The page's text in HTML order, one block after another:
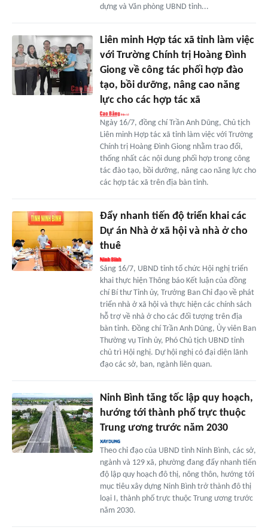
dựng và Văn phòng UBND tỉnh...
Liên minh Hợp tác xã tỉnh làm việc
với Trường Chính trị Hoàng Đình
Giong về công tác phối hợp đào
tạo, bồi dưỡng, nâng cao năng
lực cho các hợp tác xã
Ngày 16/7, đồng chí Trần Anh Dũng, Chủ tịch
Liên minh Hợp tác xã tỉnh làm việc với Trường
Chính trị Hoàng Đình Giong nhằm trao đổi,
thống nhất các nội dung phối hợp trong công
tác đào tạo, bồi dưỡng, nâng cao năng lực cho
các hợp tác xã trên địa bàn tỉnh.
Đẩy nhanh tiến độ triển khai các
Dự án Nhà ở xã hội và nhà ở cho
thuê
Sáng 16/7, UBND tỉnh tổ chức Hội nghị triển
khai thực hiện Thông báo Kết luận của đồng
chí Bí thư Tỉnh ủy, Trưởng Ban Chỉ đạo về phát
triển nhà ở xã hội và thực hiện các chính sách
hỗ trợ về nhà ở cho các đối tượng trên địa
bàn tỉnh. Đồng chí Trần Anh Dũng, Ủy viên Ban
Thường vụ Tỉnh ủy, Phó Chủ tịch UBND tỉnh
chủ trì Hội nghị. Dự hội nghị có đại diện lãnh
đạo các sở, ban, ngành liên quan.
Ninh Bình tăng tốc lập quy hoạch,
hướng tới thành phố trực thuộc
Trung ương trước năm 2030
Theo chỉ đạo của UBND tỉnh Ninh Bình, các sở,
ngành và 129 xã, phường đang đẩy nhanh tiến
độ lập quy hoạch đô thị, nông thôn, hướng tới
mục tiêu xây dựng Ninh Bình trở thành đô thị
loại I, thành phố trực thuộc Trung ương trước
năm 2030.